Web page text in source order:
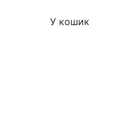
У кошик